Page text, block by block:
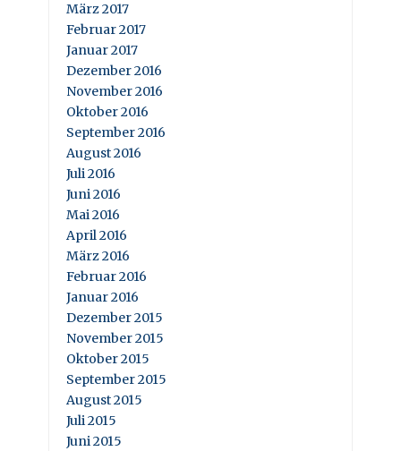
März 2017
Februar 2017
Januar 2017
Dezember 2016
November 2016
Oktober 2016
September 2016
August 2016
Juli 2016
Juni 2016
Mai 2016
April 2016
März 2016
Februar 2016
Januar 2016
Dezember 2015
November 2015
Oktober 2015
September 2015
August 2015
Juli 2015
Juni 2015